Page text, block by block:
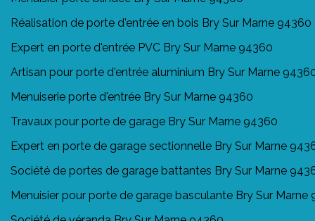
Réalisation de porte d'entrée en bois Bry Sur Marne 94360
Expert en porte d'entrée PVC Bry Sur Marne 94360
Artisan pour porte d'entrée aluminium Bry Sur Marne
Menuiserie porte d'entrée Bry Sur Marne 94360
Travaux pour porte de garage Bry Sur Marne 94360
Expert en porte de garage sectionnelle Bry Sur Marne
Société de portes de garage battantes Bry Sur Marne
Menuisier pour porte de garage basculante Bry Sur Marne